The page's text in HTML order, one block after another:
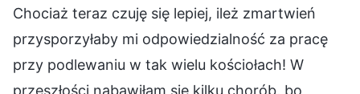
Chociaż teraz czuję się lepiej, ileż zmartwień
przysporzyłaby mi odpowiedzialność za pracę
przy podlewaniu w tak wielu kościołach! W
przeszłości nabawiłam się kilku chorób, bo